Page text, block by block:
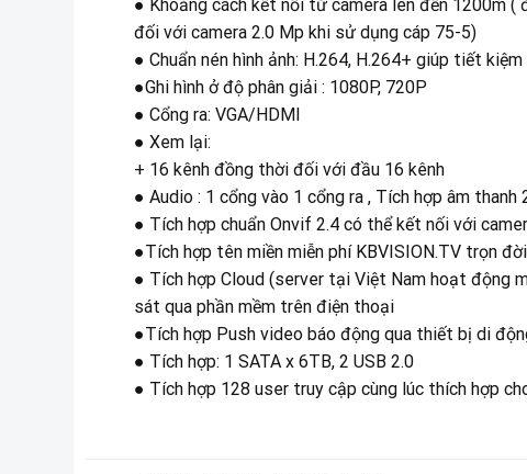
● Khoảng cách kết nối từ camera lên đến 1200m
đối với camera 2.0 Mp khi sử dụng cáp 75-5)
● Chuẩn nén hình ảnh: H.264, H.264+ giúp tiết
●Ghi hình ở độ phân giải : 1080P, 720P
● Cổng ra: VGA/HDMI
● Xem lại:
+ 16 kênh đồng thời đối với đầu 16 kênh
● Audio : 1 cổng vào 1 cổng ra , Tích hợp âm thanh
● Tích hợp chuẩn Onvif 2.4 có thể kết nối với
●Tích hợp tên miền miễn phí KBVISION.TV trọn
● Tích hợp Cloud (server tại Việt Nam hoạt động
sát qua phần mềm trên điện thoại
●Tích hợp Push video báo động qua thiết bị di
● Tích hợp: 1 SATA x 6TB, 2 USB 2.0
● Tích hợp 128 user truy cập cùng lúc thích hợp